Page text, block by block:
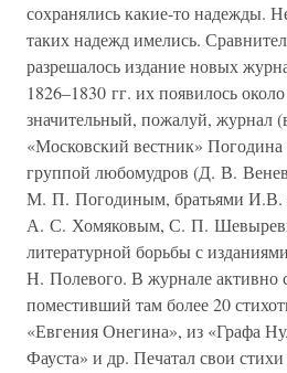
сохранялись какие-то надежды.
таких надежд имелись.
разрешалось издание новых
1826–1830 гг. их появилось
значительный, пожалуй, журнал
«Московский вестник»
группой любомудров (Д. В.
М. П. Погодиным, братьями
А. С. Хомяковым, С. П.
литературной борьбы с
Н. Полевого. В журнале активно
поместивший там более 20
«Евгения Онегина», из «Графа
Фауста» и др. Печатал свои